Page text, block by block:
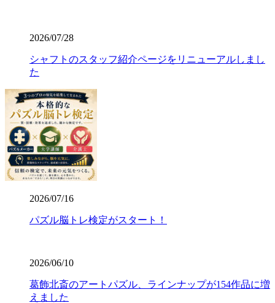
2026/07/28
シャフトのスタッフ紹介ページをリニューアルしまし
た
2026/07/16
パズル脳トレ検定がスタート！
2026/06/10
葛飾北斎のアートパズル、ラインナップが154作品に増
えました